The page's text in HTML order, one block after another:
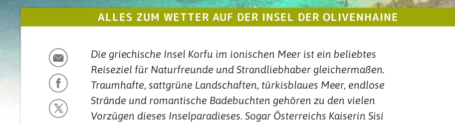
ALLES ZUM WETTER AUF DER INSEL DER OLIVENHAINE
Die griechische Insel Korfu im ionischen Meer ist ein beliebtes
Reiseziel für Naturfreunde und Strandliebhaber gleichermaßen.
Traumhafte, sattgrüne Landschaften, türkisblaues Meer, endlose
Strände und romantische Badebuchten gehören zu den vielen
Vorzügen dieses Inselparadieses. Sogar Österreichs Kaiserin Sisi